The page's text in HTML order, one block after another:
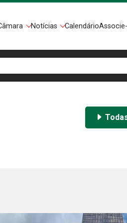
Notícias Calendário